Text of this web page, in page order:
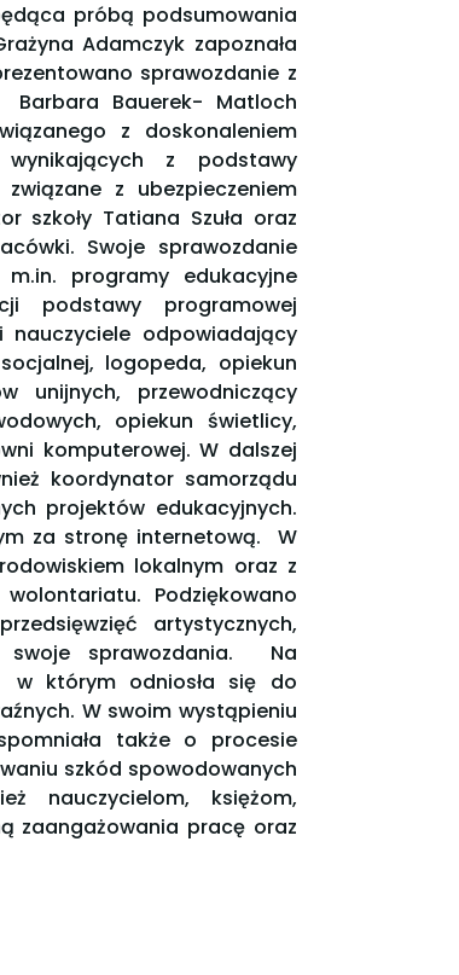
próbą podsumowania
Adamczyk zapoznała
sprawozdanie z
Barbara Bauerek- Matloch
z doskonaleniem
z podstawy
z ubezpieczeniem
szkoły Tatiana Szuła oraz
Swoje sprawozdanie
programy edukacyjne
podstawy programowej
nauczyciele odpowiadający
logopeda, opiekun
unijnych, przewodniczący
opiekun świetlicy,
komputerowej. W dalszej
koordynator samorządu
projektów edukacyjnych.
za stronę internetową. W
lokalnym oraz z
Podziękowano
artystycznych,
swoje sprawozdania. Na
w którym odniosła się do
W swoim wystąpieniu
także o procesie
szkód spowodowanych
nauczycielom, księżom,
zaangażowania pracę oraz